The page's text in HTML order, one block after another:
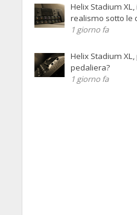
Helix Stadium
realismo sotto le
1 giorno fa
Helix Stadium
pedaliera?
1 giorno fa